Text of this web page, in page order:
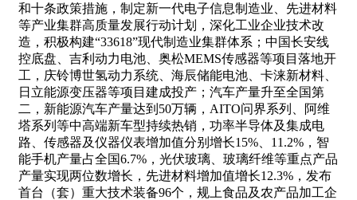
和十条政策措施，制定新一代电子信息制造业、先进材料
等产业集群高质量发展行动计划，深化工业企业技术改
造，积极构建“33618”现代制造业集群体系；中国长安线
控底盘、吉利动力电池、奥松MEMS传感器等项目落地开
工，庆铃博世氢动力系统、海辰储能电池、卡涞新材料、
日立能源变压器等项目建成投产；汽车产量升至全国第
二，新能源汽车产量达到50万辆，AITO问界系列、阿维
塔系列等中高端新车型持续热销，功率半导体及集成电
路、传感器及仪器仪表增加值分别增长15%、11.2%，智
能手机产量占全国6.7%，光伏玻璃、玻璃纤维等重点产品
产量实现两位数增长，先进材料增加值增长12.3%，发布
首台（套）重大技术装备96个，规上食品及农产品加工企